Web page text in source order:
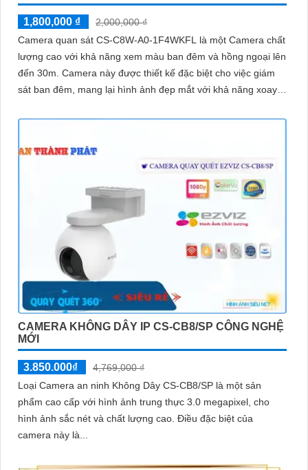
1,800,000 ₫
2,000,000 ₫
Camera quan sát CS-C8W-A0-1F4WKFL là một Camera chất
lượng cao với khả năng xem màu ban đêm và hồng ngoại lên
đến 30m. Camera này được thiết kế đặc biệt cho việc giám
sát ban đêm, mang lại hình ảnh đẹp mắt với khả năng xoay
CAMERA KHÔNG DÂY IP CS-CB8/SP CÔNG NGHỆ
MỚI
3.850.000₫
4,769,000 ₫
Loại Camera an ninh Không Dây CS-CB8/SP là một sản
phẩm cao cấp với hình ảnh trung thực 3.0 megapixel, cho
hình ảnh sắc nét và chất lượng cao. Điều đặc biệt của
camera này là...